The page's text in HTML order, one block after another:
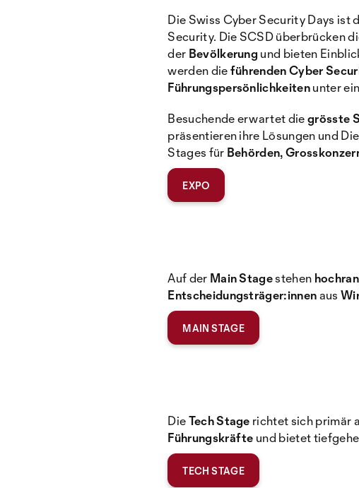
Die Swiss Cyber Security Days ist
Security. Die SCSD überbrücken
der Bevölkerung und bieten
werden dieführenden Cyber
Führungspersönlichkeitenunter
Besuchende erwartet diegrösste
präsentieren ihre Lösungen und
Stages für Behörden,
EXPO
Auf der Main Stagestehen
Entscheidungsträger:innenaus
MAIN STAGE
DieTech Stage richtet sich primär
Führungskräfte und bietet
TECH STAGE